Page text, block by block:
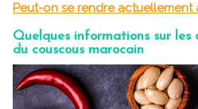
Peut-on se rendre actuellement
Quelques informations sur les
du couscous marocain